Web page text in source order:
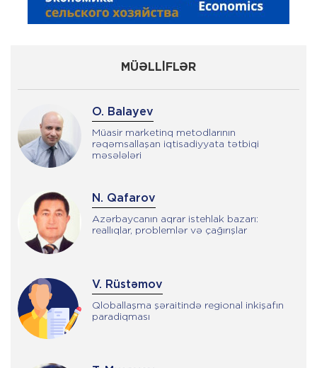
MÜƏLLİFLƏR
O. Balayev
Müasir marketinq metodlarının
rəqəmsallaşan iqtisadiyyata tətbiqi
məsələləri
N. Qafarov
Azərbaycanın aqrar istehlak bazarı:
reallıqlar, problemlər və çağırışlar
V. Rüstəmov
Qloballaşma şəraitində regional inkişafın
paradiqması